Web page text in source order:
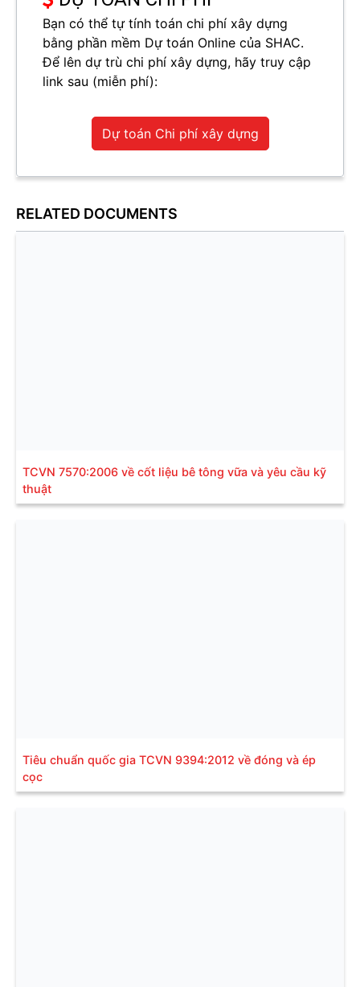
Bạn có thể tự tính toán chi phí xây dựng
bằng phần mềm Dự toán Online của SHAC.
Để lên dự trù chi phí xây dựng, hãy truy cập
link sau (miễn phí):
Dự toán Chi phí xây dựng
RELATED DOCUMENTS
TCVN 7570:2006 về cốt liệu bê tông vữa và yêu cầu kỹ
thuật
Tiêu chuẩn quốc gia TCVN 9394:2012 về đóng và ép
cọc